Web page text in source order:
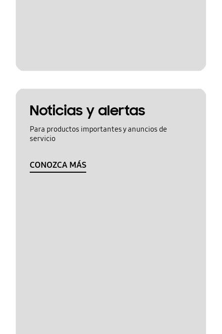
Noticias y alertas
Para productos importantes y anuncios de
servicio
CONOZCA MÁS